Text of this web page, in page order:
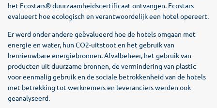
het Ecostars® duurzaamheidscertificaat ontvangen. Ecostars
evalueert hoe ecologisch en verantwoordelijk een hotel opereert.
Er werd onder andere geëvalueerd hoe de hotels omgaan met
energie en water, hun CO2-uitstoot en het gebruik van
hernieuwbare energiebronnen. Afvalbeheer, het gebruik van
producten uit duurzame bronnen, de vermindering van plastic
voor eenmalig gebruik en de sociale betrokkenheid van de hotels
met betrekking tot werknemers en leveranciers werden ook
geanalyseerd.